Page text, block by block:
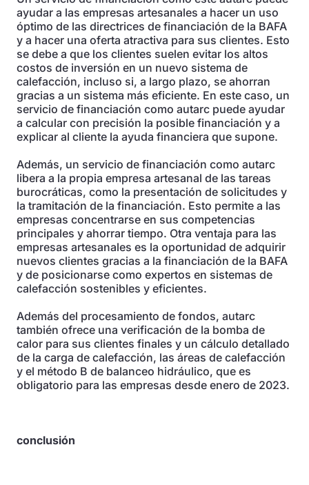
ayudar a las empresas artesanales a hacer un uso
óptimo de las directrices de financiación de la BAFA
y a hacer una oferta atractiva para sus clientes. Esto
se debe a que los clientes suelen evitar los altos
costos de inversión en un nuevo sistema de
calefacción, incluso si, a largo plazo, se ahorran
gracias a un sistema más eficiente. En este caso, un
servicio de financiación como autarc puede ayudar
a calcular con precisión la posible financiación y a
explicar al cliente la ayuda financiera que supone.
Además, un servicio de financiación como autarc
libera a la propia empresa artesanal de las tareas
burocráticas, como la presentación de solicitudes y
la tramitación de la financiación. Esto permite a las
empresas concentrarse en sus competencias
principales y ahorrar tiempo. Otra ventaja para las
empresas artesanales es la oportunidad de adquirir
nuevos clientes gracias a la financiación de la BAFA
y de posicionarse como expertos en sistemas de
calefacción sostenibles y eficientes.
Además del procesamiento de fondos, autarc
también ofrece una verificación de la bomba de
calor para sus clientes finales y un cálculo detallado
de la carga de calefacción, las áreas de calefacción
y el método B de balanceo hidráulico, que es
obligatorio para las empresas desde enero de 2023.
conclusión